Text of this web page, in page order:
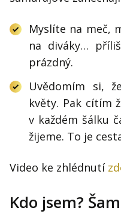
Myslíte na meč,
na diváky…
prázdný.
Uvědomím si,
květy. Pak cítím
v každém šálku
žijeme. To je
Video ke zhlédnutí
Kdo jsem?